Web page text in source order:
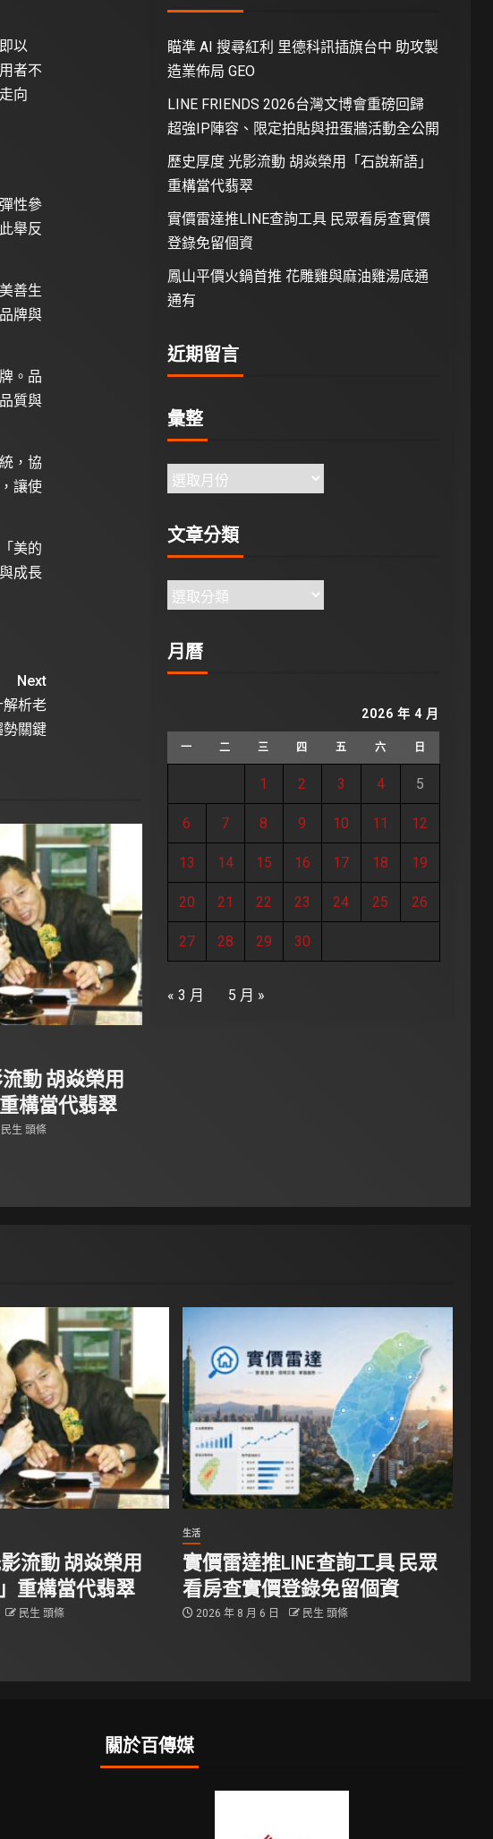
以
者不
向
性參
舉反
善生
牌與
。品
質與
，協
讓使
美的
成長
Next
解析老
勢關鍵
動 胡焱榮用
構當代翡翠
民生 頭條
瞄準 AI 搜尋紅利 里德科訊插旗台中 助攻製
造業佈局 GEO
LINE FRIENDS 2026台灣文博會重磅回歸
超強IP陣容、限定拍貼與扭蛋牆活動全公開
歷史厚度 光影流動 胡焱榮用「石說新語」
重構當代翡翠
實價雷達推LINE查詢工具 民眾看房查實價
登錄免留個資
鳳山平價火鍋首推 花雕雞與麻油雞湯底通
通有
近期留言
彙整
文章分類
月曆
2026 年 4 月
一 二 三 四 五 六 日
1 2 3 4 5
6 7 8 9 10 11 12
13 14 15 16 17 18 19
20 21 22 23 24 25 26
27 28 29 30
« 3 月 5 月 »
流動 胡焱榮用
重構當代翡翠
民生 頭條
生活
實價雷達推LINE查詢工具 民眾
看房查實價登錄免留個資
2026 年 8 月 6 日 民生 頭條
關於百傳媒